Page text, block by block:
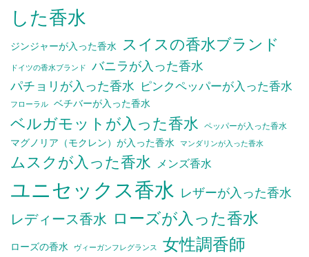
した香水
ジンジャーが入った香水 スイスの香水ブランド
ドイツの香水ブランド
バニラが入った香水
パチョリが入った香水 ピンクペッパーが入った香水
フローラル ベチバーが入った香水
ベルガモットが入った香水 ペッパーが入った香水
マグノリア（モクレン）が入った香水 マンダリンが入った香水
ムスクが入った香水 メンズ香水
ユニセックス香水 レザーが入った香水
レディース香水 ローズが入った香水
ローズの香水 ヴィーガンフレグランス
女性調香師